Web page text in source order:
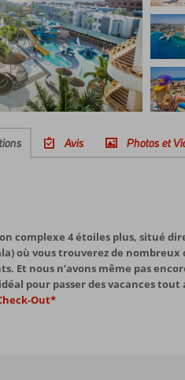
Avis Photos et
complexe 4 étoiles plus, situé
où vous trouverez de
Et nous n’avons même pas
pour passer des vacances
Out*